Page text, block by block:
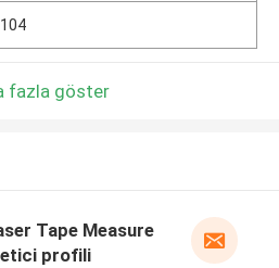
fazla göster
Tape Measure
profili